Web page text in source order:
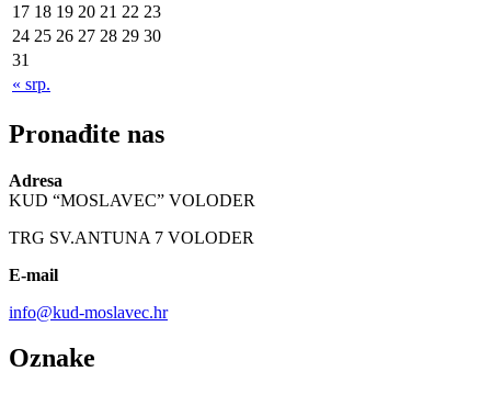
« srp.
17 18 19 20 21 22 23
24 25 26 27 28 29 30
31
Pronađite nas
Adresa
KUD “MOSLAVEC” VOLODER
TRG SV.ANTUNA 7 VOLODER
E-mail
info@kud-moslavec.hr
Oznake